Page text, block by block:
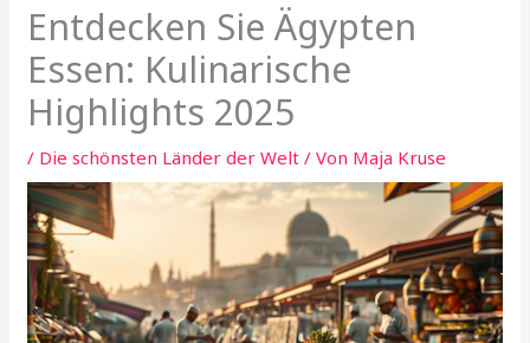
Entdecken Sie Ägypten
Essen: Kulinarische
Highlights 2025
/ Die schönsten Länder der Welt / Von Maja Kruse